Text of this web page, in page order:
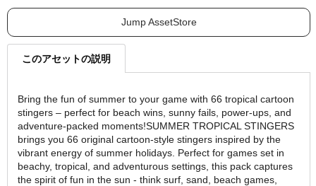
Jump AssetStore
このアセットの説明
Bring the fun of summer to your game with 66 tropical cartoon
stingers – perfect for beach wins, sunny fails, power-ups, and
adventure-packed moments!SUMMER TROPICAL STINGERS
brings you 66 original cartoon-style stingers inspired by the
vibrant energy of summer holidays. Perfect for games set in
beachy, tropical, and adventurous settings, this pack captures
the spirit of fun in the sun - think surf, sand, beach games,